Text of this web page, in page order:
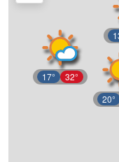
17° 32°
20°